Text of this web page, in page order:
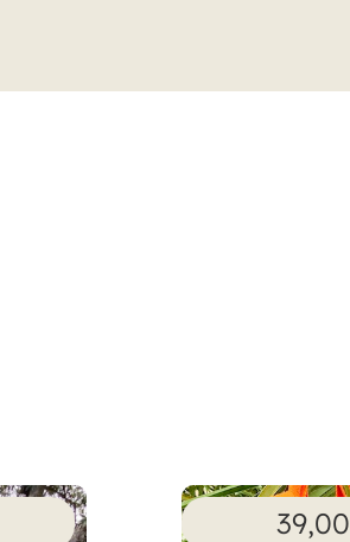
39,00